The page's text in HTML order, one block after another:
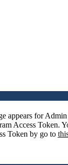
appears for
Access Token.
Token by go to